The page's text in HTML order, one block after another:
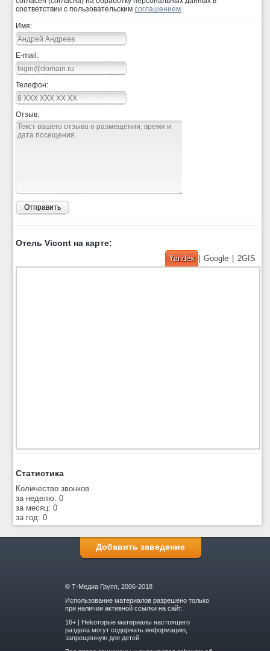
соответствии с пользовательскимсоглашением.
Имя:
E-mail:
Телефон:
Отзыв:
Отправить
Отель Vicont на карте:
Yandex Google 2GIS
Статистика
Количество звонков
за неделю: 0
за месяц: 0
за год: 0
Добавить заведение
© Т-Медиа Групп, 2006-2018
Использование материалов разрешено только
при наличии активной ссылки на сайт.
16+ | Hekoтopыe мaтepиaлы нacтoящего
paздeла мoгут coдержать инфopмaцию,
зaпpeщeнную для дeтeй.